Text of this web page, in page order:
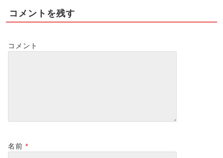
す
コメントを残す
コメント
名前 *